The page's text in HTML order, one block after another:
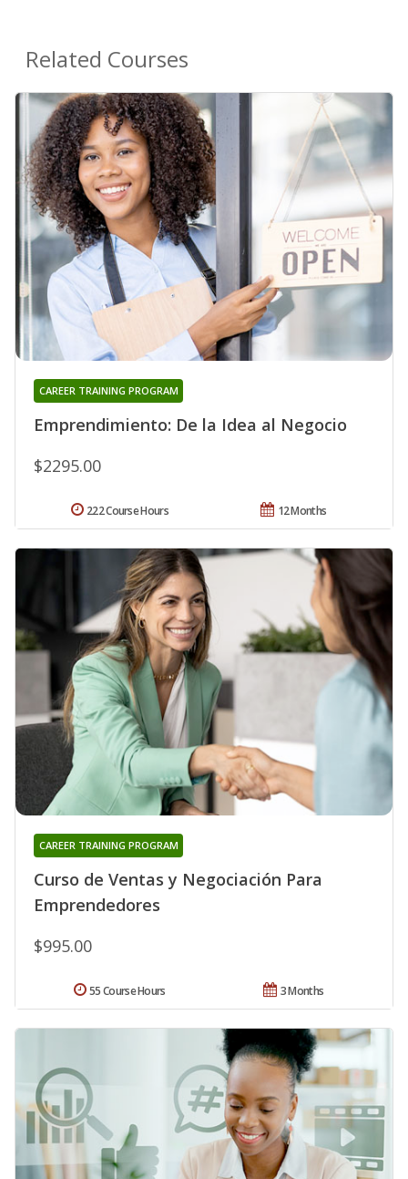
Related Courses
Emprendimiento: De la Idea al Negocio
CAREER TRAINING PROGRAM
$2295.00
12 Months
222 Course Hours
Curso de Ventas y Negociación Para
Emprendedores
CAREER TRAINING PROGRAM
$995.00
3 Months
55 Course Hours